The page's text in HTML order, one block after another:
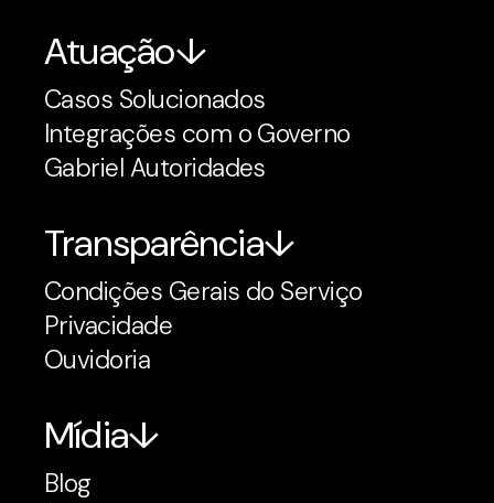
Atuação
Casos Solucionados
Integrações com o Governo
Gabriel Autoridades
Transparência
Condições Gerais do Serviço
Privacidade
Ouvidoria
Mídia
Blog